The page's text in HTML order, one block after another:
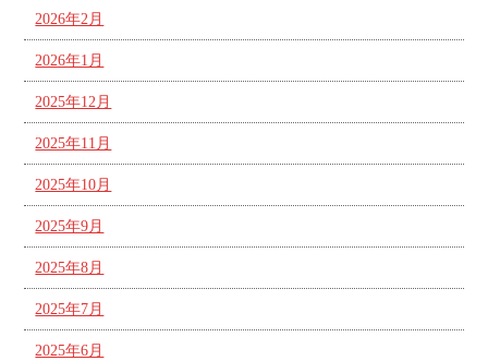
2026年2月
2026年1月
2025年12月
2025年11月
2025年10月
2025年9月
2025年8月
2025年7月
2025年6月